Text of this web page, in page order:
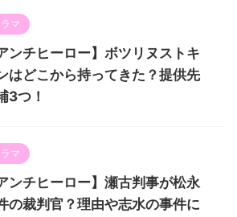
ラマ
ンチヒーロー】ボツリヌストキ
はどこから持ってきた？提供先
3つ！
ラマ
ンチヒーロー】瀬古判事が松永
の裁判官？理由や志水の事件に